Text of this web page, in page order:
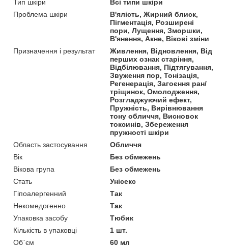
Тип шкіри
Всі типи шкіри
Проблема шкіри
В'ялість, Жирний блиск,
Пігментація, Розширені
пори, Лущення, Зморшки,
В'янення, Акне, Вікові зміни
Призначення і результат
Живлення, Відновлення, Від
перших ознак старіння,
Відбілювання, Підтягування,
Звуження пор, Тонізація,
Регенерація, Загоєння ран/
тріщинок, Омолодження,
Розгладжуючий ефект,
Пружність, Вирівнювання
тону обличчя, Висновок
токсинів, Збереження
пружності шкіри
Область застосування
Обличчя
Вік
Без обмежень
Вікова група
Без обмежень
Стать
Унісекс
Гіпоалергенний
Так
Некомедогенно
Так
Упаковка засобу
Тюбик
Кількість в упаковці
1 шт.
Об`єм
60 мл